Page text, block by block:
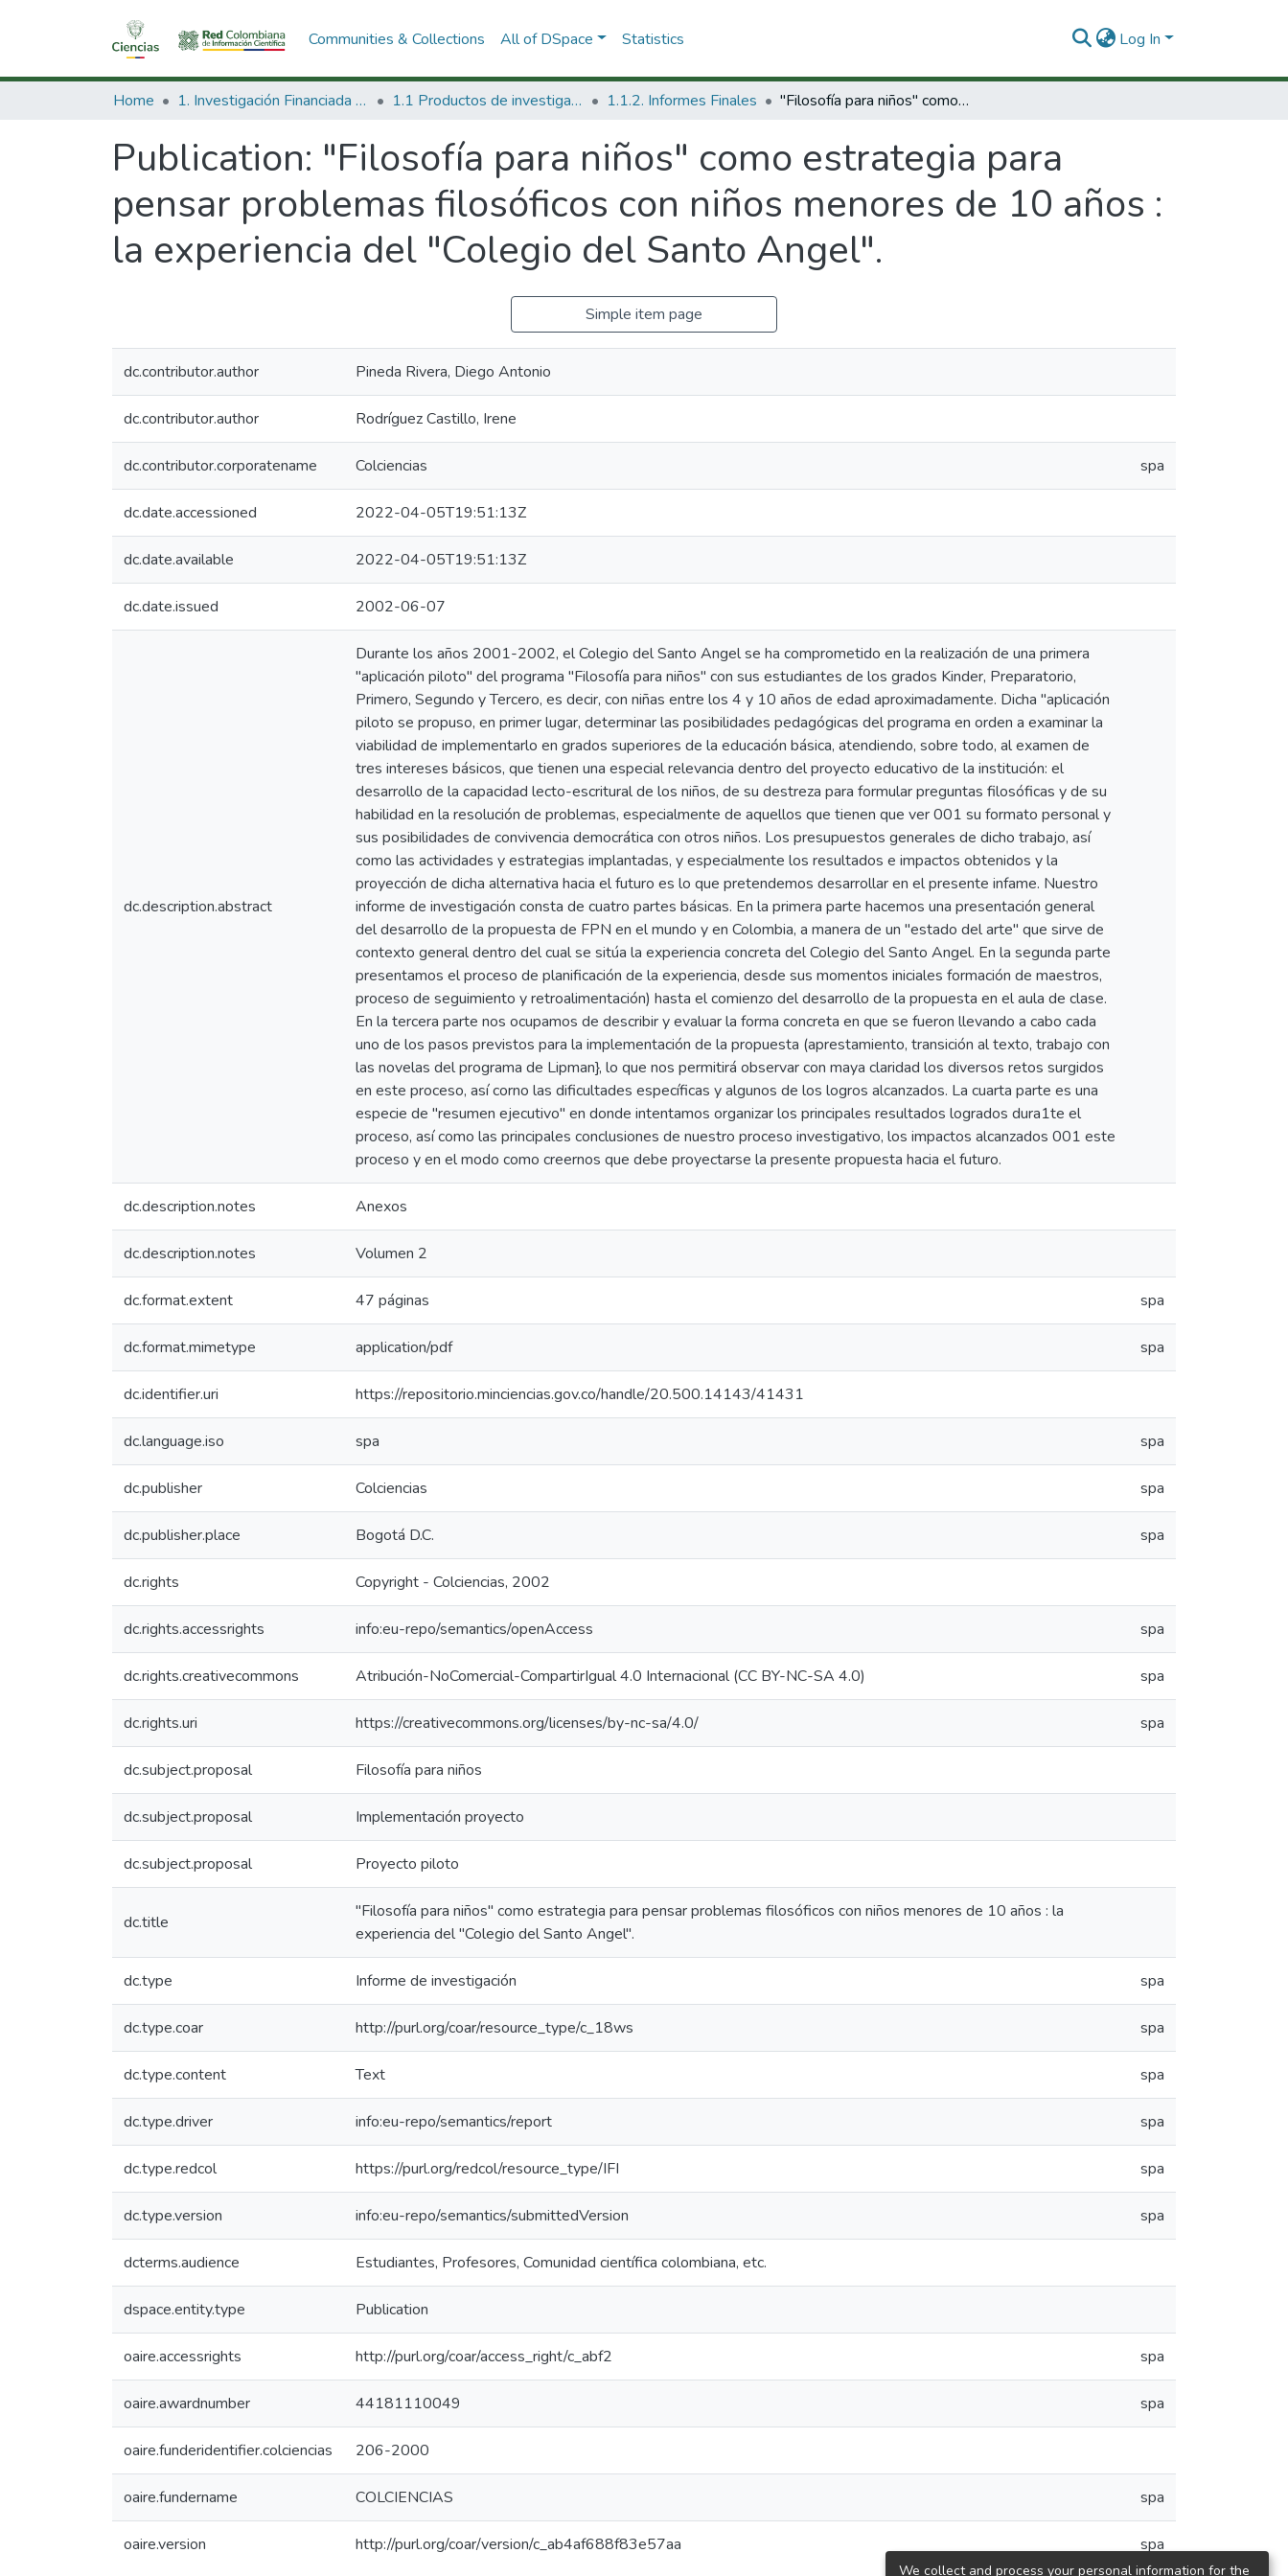
Communities & Collections All of DSpace Statistics Log In
Home 1. Investigación Financiada con Recursos Públicos 1.1 Productos de investigación 1.1.2. Informes Finales "Filosofía para niños" como estrategia para pensar problemas filosóficos con niños menores de 10 años : la experiencia del "Colegio del Santo Angel".
Publication: "Filosofía para niños" como estrategia para
pensar problemas filosóficos con niños menores de 10 años :
la experiencia del "Colegio del Santo Angel".
Simple item page
dc.contributor.author Pineda Rivera, Diego Antonio
dc.contributor.author Rodríguez Castillo, Irene
dc.contributor.corporatename Colciencias spa
dc.date.accessioned 2022-04-05T19:51:13Z
dc.date.available 2022-04-05T19:51:13Z
dc.date.issued 2002-06-07
dc.description.abstract
Durante los años 2001-2002, el Colegio del Santo Angel se ha comprometido en la realización de una primera
"aplicación piloto" del programa "Filosofía para niños" con sus estudiantes de los grados Kinder, Preparatorio,
Primero, Segundo y Tercero, es decir, con niñas entre los 4 y 10 años de edad aproximadamente. Dicha "aplicación
piloto se propuso, en primer lugar, determinar las posibilidades pedagógicas del programa en orden a examinar la
viabilidad de implementarlo en grados superiores de la educación básica, atendiendo, sobre todo, al examen de
tres intereses básicos, que tienen una especial relevancia dentro del proyecto educativo de la institución: el
desarrollo de la capacidad lecto-escritural de los niños, de su destreza para formular preguntas filosóficas y de su
habilidad en la resolución de problemas, especialmente de aquellos que tienen que ver 001 su formato personal y
sus posibilidades de convivencia democrática con otros niños. Los presupuestos generales de dicho trabajo, así
como las actividades y estrategias implantadas, y especialmente los resultados e impactos obtenidos y la
proyección de dicha alternativa hacia el futuro es lo que pretendemos desarrollar en el presente infame. Nuestro
informe de investigación consta de cuatro partes básicas. En la primera parte hacemos una presentación general
del desarrollo de la propuesta de FPN en el mundo y en Colombia, a manera de un "estado del arte" que sirve de
contexto general dentro del cual se sitúa la experiencia concreta del Colegio del Santo Angel. En la segunda parte
presentamos el proceso de planificación de la experiencia, desde sus momentos iniciales formación de maestros,
proceso de seguimiento y retroalimentación) hasta el comienzo del desarrollo de la propuesta en el aula de clase.
En la tercera parte nos ocupamos de describir y evaluar la forma concreta en que se fueron llevando a cabo cada
uno de los pasos previstos para la implementación de la propuesta (aprestamiento, transición al texto, trabajo con
las novelas del programa de Lipman}, lo que nos permitirá observar con maya claridad los diversos retos surgidos
en este proceso, así corno las dificultades específicas y algunos de los logros alcanzados. La cuarta parte es una
especie de "resumen ejecutivo" en donde intentamos organizar los principales resultados logrados dura1te el
proceso, así como las principales conclusiones de nuestro proceso investigativo, los impactos alcanzados 001 este
proceso y en el modo como creernos que debe proyectarse la presente propuesta hacia el futuro.
dc.description.notes Anexos
dc.description.notes Volumen 2
dc.format.extent 47 páginas spa
dc.format.mimetype application/pdf spa
dc.identifier.uri https://repositorio.minciencias.gov.co/handle/20.500.14143/41431
dc.language.iso spa spa
dc.publisher Colciencias spa
dc.publisher.place Bogotá D.C. spa
dc.rights Copyright - Colciencias, 2002
dc.rights.accessrights info:eu-repo/semantics/openAccess spa
dc.rights.creativecommons Atribución-NoComercial-CompartirIgual 4.0 Internacional (CC BY-NC-SA 4.0) spa
dc.rights.uri https://creativecommons.org/licenses/by-nc-sa/4.0/ spa
dc.subject.proposal Filosofía para niños
dc.subject.proposal Implementación proyecto
dc.subject.proposal Proyecto piloto
dc.title
"Filosofía para niños" como estrategia para pensar problemas filosóficos con niños menores de 10 años : la
experiencia del "Colegio del Santo Angel".
dc.type Informe de investigación spa
dc.type.coar http://purl.org/coar/resource_type/c_18ws spa
dc.type.content Text spa
dc.type.driver info:eu-repo/semantics/report spa
dc.type.redcol https://purl.org/redcol/resource_type/IFI spa
dc.type.version info:eu-repo/semantics/submittedVersion spa
dcterms.audience Estudiantes, Profesores, Comunidad científica colombiana, etc.
dspace.entity.type Publication
oaire.accessrights http://purl.org/coar/access_right/c_abf2 spa
oaire.awardnumber 44181110049 spa
oaire.funderidentifier.colciencias 206-2000
oaire.fundername COLCIENCIAS spa
oaire.version http://purl.org/coar/version/c_ab4af688f83e57aa spa
We collect and process your personal information for the